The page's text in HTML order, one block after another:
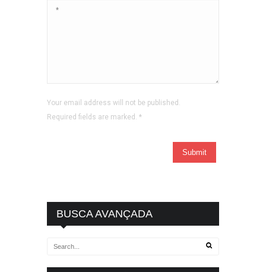
Your email address will not be published.
Required fields are marked. *
BUSCA AVANÇADA